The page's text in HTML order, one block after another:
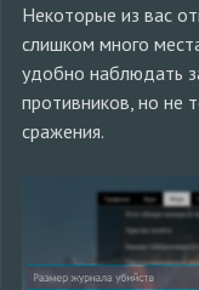
Некоторые из вас
слишком много
удобно наблюдать
противников, но не
сражения.